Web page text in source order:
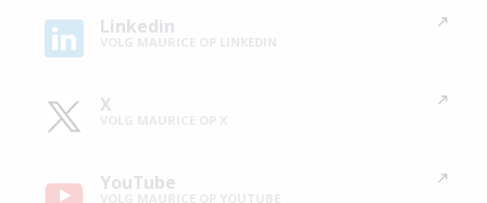
Linkedin
X
YouTube